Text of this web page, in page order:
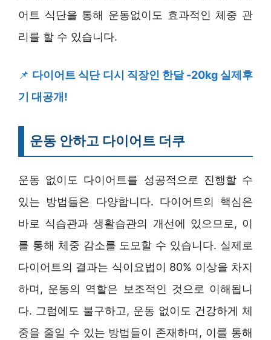
어트 식단을 통해 운동없이도 효과적인 체중 관
리를 할 수 있습니다.
📌 다이어트 식단 디시 직장인 한달 -20kg 실제후
기 대공개!
운동 안하고 다이어트 더쿠
운동 없이도 다이어트를 성공적으로 진행할 수
있는 방법들은 다양합니다. 다이어트의 핵심은
바로 식습관과 생활습관의 개선에 있으므로, 이
를 통해 체중 감소를 도모할 수 있습니다. 실제로
다이어트의 결과는 식이요법이 80% 이상을 차지
하며, 운동의 역할은 보조적인 것으로 이해됩니
다. 그럼에도 불구하고, 운동 없이도 건강하게 체
중을 줄일 수 있는 방법들이 존재하며, 이를 통해